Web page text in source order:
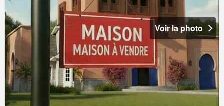
Voir la photo